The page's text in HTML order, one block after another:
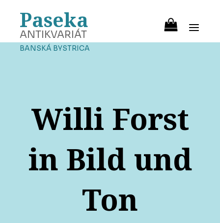
Paseka
ANTIKVARIÁT
BANSKÁ BYSTRICA
Willi Forst
in Bild und
Ton